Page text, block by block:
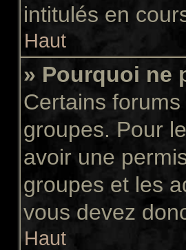
intitulés en
Haut
» Pourquoi ne
Certains
groupes. Pour
avoir une
groupes et les
vous devez
Haut